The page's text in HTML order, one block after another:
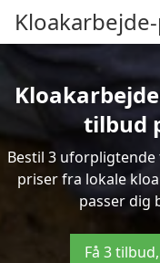
tilbud
Bestil 3
priser fra lokale
passer dig
Få 3